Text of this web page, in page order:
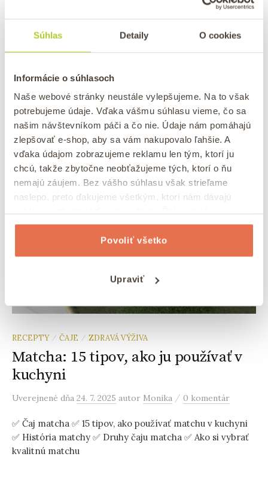
Súhlas Detaily O cookies
Informácie o súhlasoch
Naše webové stránky neustále vylepšujeme. Na to však
potrebujeme údaje. Vďaka vášmu súhlasu vieme, čo sa
našim návštevníkom páči a čo nie. Údaje nám pomáhajú
zlepšovať e-shop, aby sa vám nakupovalo ľahšie. A
vďaka údajom zobrazujeme reklamu len tým, ktorí ju
chcú, takže zbytočne neobťažujeme tých, ktorí o ňu
nemajú záujem. Bez vášho súhlasu však strieľame
naslepo, preto ďakujeme všetkým, ktorí nám dávajú
Povoliť všetko
Upraviť
Dojčenie a čaj: Aké čaje (ne)piť
✅ Aké čaje piť počas dojčenia ✅ Obsah bylinných
čajových zmesí na dojčenie ✅ Ktoré bylinky sú vhodné
počas dojčenia a ktoré vynechať
RECEPTY / ČAJE / ZDRAVÁ VÝŽIVA
Matcha: 15 tipov, ako ju používať v
kuchyni
Uverejnené dňa 24. 7. 2025 autor Monika / 0 komentár
✅ Čaj matcha ✅ 15 tipov, ako používať matchu v kuchyni
✅ História matchy ✅ Druhy čaju matcha ✅ Ako si vybrať
kvalitnú matchu